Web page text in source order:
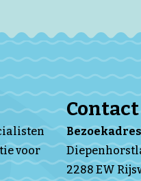
voor
Contact
2288 EW